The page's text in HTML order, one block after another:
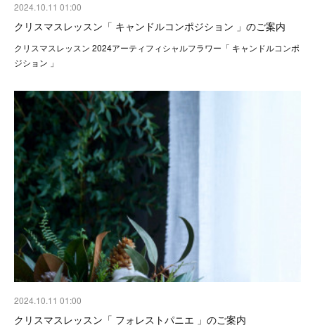
2024.10.11 01:00
クリスマスレッスン「 キャンドルコンポジション 」のご案内
クリスマスレッスン 2024アーティフィシャルフラワー「 キャンドルコンポ
ジション 」
2024.10.11 01:00
クリスマスレッスン「 フォレストパニエ 」のご案内